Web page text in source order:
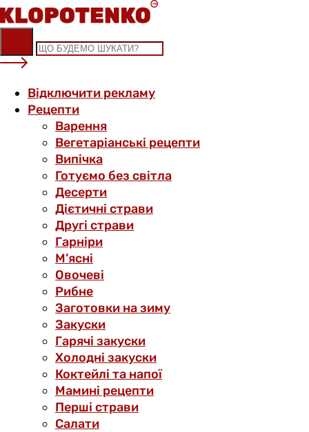
Skip
to
content
Відключити рекламу
Рецепти
Варення
Вегетаріанські рецепти
Випічка
Готуємо без світла
Десерти
Дієтичні страви
Другі страви
Гарніри
М’ясні
Овочеві
Рибне
Заготовки на зиму
Закуски
Гарячі закуски
Холодні закуски
Коктейлі та напої
Мамині рецепти
Перші страви
Салати